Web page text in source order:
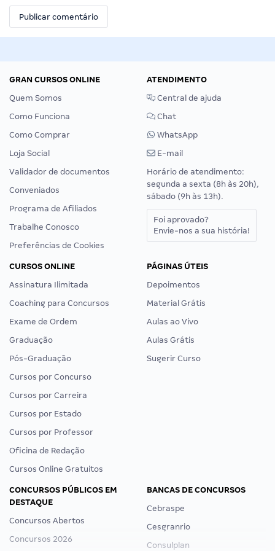
GRAN CURSOS ONLINE
Quem Somos
Como Funciona
Como Comprar
Loja Social
Validador de documentos
Conveniados
Programa de Afiliados
Trabalhe Conosco
Preferências de Cookies
ATENDIMENTO
Central de ajuda
Chat
WhatsApp
E-mail
Horário de atendimento:
segunda a sexta (8h às 20h),
sábado (9h às 13h).
Foi aprovado?
Envie-nos a sua história!
CURSOS ONLINE
Assinatura Ilimitada
Coaching para Concursos
Exame de Ordem
Graduação
Pós-Graduação
Cursos por Concurso
Cursos por Carreira
Cursos por Estado
Cursos por Professor
Oficina de Redação
Cursos Online Gratuitos
PÁGINAS ÚTEIS
Depoimentos
Material Grátis
Aulas ao Vivo
Aulas Grátis
Sugerir Curso
CONCURSOS PÚBLICOS EM
DESTAQUE
Concursos Abertos
Concursos 2026
BANCAS DE CONCURSOS
Cebraspe
Cesgranrio
Consulplan